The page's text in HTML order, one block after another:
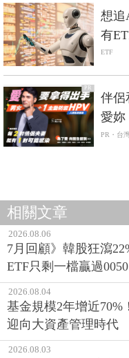
想追
有
有3檔
ETF
PR
伴侶
愛妳
PR・台
相關文章
2026.08.06
7月回顧》韓股狂瀉
ETF只剩一檔贏過0050
2026.08.04
基金規模2年增近
迎向大資產管理時代
2026.08.03